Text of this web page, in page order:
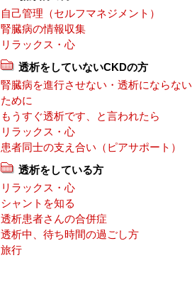
自己管理（セルフマネジメント）
腎臓病の情報収集
リラックス・心
透析をしていないCKDの方
腎臓病を進行させない・透析にならない
ために
もうすぐ透析です、と言われたら
リラックス・心
患者同士の支え合い（ピアサポート）
透析をしている方
リラックス・心
シャントを知る
透析患者さんの合併症
透析中、待ち時間の過ごし方
旅行